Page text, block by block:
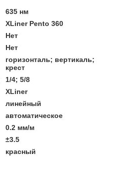
635 нм
XLiner Pento 360
Нет
Нет
горизонталь; вертикаль;
крест
1/4; 5/8
XLiner
линейный
автоматическое
0.2 мм/м
±3.5
красный